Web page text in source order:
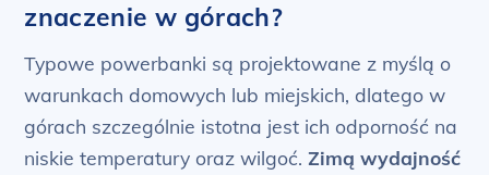
znaczenie w górach?
Typowe powerbanki są projektowane z myślą o
warunkach domowych lub miejskich, dlatego w
górach szczególnie istotna jest ich odporność na
niskie temperatury oraz wilgoć.Zimą wydajność